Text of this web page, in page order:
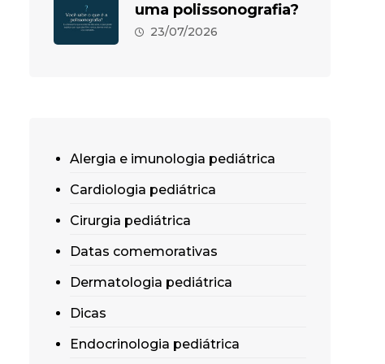
uma polissonografia?
23/07/2026
Alergia e imunologia pediátrica
Cardiologia pediátrica
Cirurgia pediátrica
Datas comemorativas
Dermatologia pediátrica
Dicas
Endocrinologia pediátrica